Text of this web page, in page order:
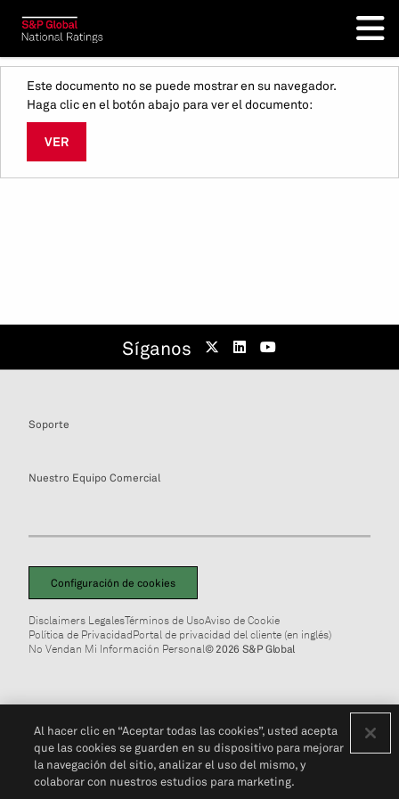
Este documento no se puede mostrar en su navegador.
Haga clic en el botón abajo para ver el documento:
VER
Síganos
Soporte
Nuestro Equipo Comercial
Configuración de cookies
Disclaimers LegalesTérminos de UsoAviso de Cookie
Política de PrivacidadPortal de privacidad del cliente (en inglés)
No Vendan Mi Información Personal© 2026 S&P Global
Al hacer clic en “Aceptar todas las cookies”, usted acepta
que las cookies se guarden en su dispositivo para mejorar
la navegación del sitio, analizar el uso del mismo, y
colaborar con nuestros estudios para marketing.